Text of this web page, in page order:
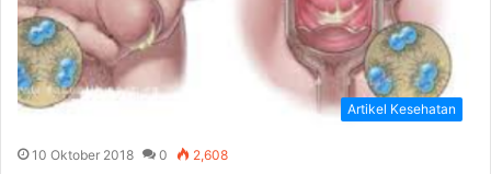
Artikel Kesehatan
10 Oktober 2018 0 2,608